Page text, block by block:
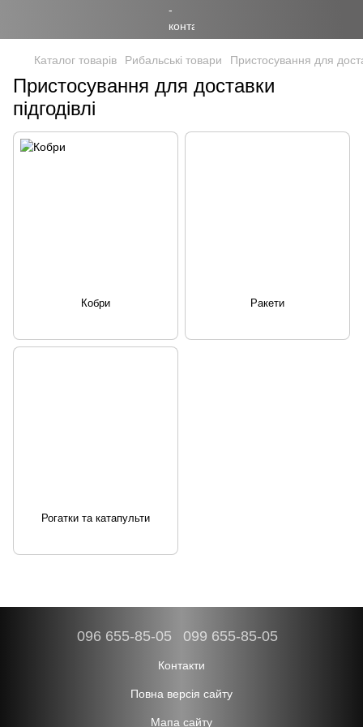
Каталог товарів Рибальські товари Пристосування для
Пристосування для доставки
підгодівлі
Кобри Ракети
Рогатки та катапульти
096 655-85-05 099 655-85-05
Контакти
Повна версія сайту
Мапа сайту